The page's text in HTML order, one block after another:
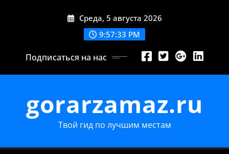
Среда, 5 августа 2026
9:57:34 PM
Подписаться на нас
gorarzamaz.ru
Твой гид по лучшим местам